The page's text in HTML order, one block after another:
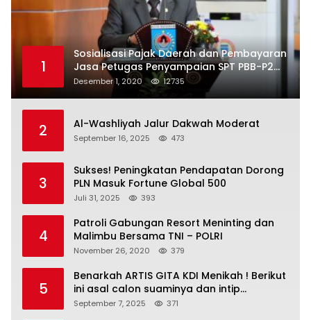
1
Sosialisasi Pajak Daerah dan Pembayaran
Jasa Petugas Penyampaian SPT PBB-P2
Kota Mataram
Desember 1, 2020 12735
2 Al-Washliyah Jalur Dakwah Moderat
September 16, 2025 473
3
Sukses! Peningkatan Pendapatan Dorong
PLN Masuk Fortune Global 500
Juli 31, 2025 393
4
Patroli Gabungan Resort Meninting dan
Malimbu Bersama TNI – POLRI
November 26, 2020 379
5
Benarkah ARTIS GITA KDI Menikah ! Berikut
ini asal calon suaminya dan intip
undangannya
September 7, 2025 371